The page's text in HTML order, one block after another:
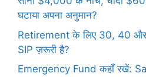
घटाया अपना अनुमान?
Retirement के लिए 30, 40 और
SIP ज़रूरी है?
Emergency Fund कहाँ रखें: